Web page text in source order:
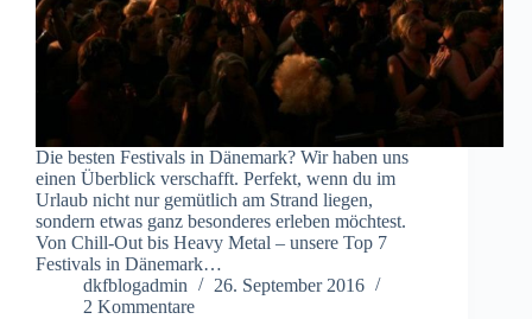
Die besten Festivals in Dänemark? Wir haben uns
einen Überblick verschafft. Perfekt, wenn du im
Urlaub nicht nur gemütlich am Strand liegen,
sondern etwas ganz besonderes erleben möchtest.
Von Chill-Out bis Heavy Metal – unsere Top 7
Festivals in Dänemark…
dkfblogadmin
26. September 2016
2 Kommentare